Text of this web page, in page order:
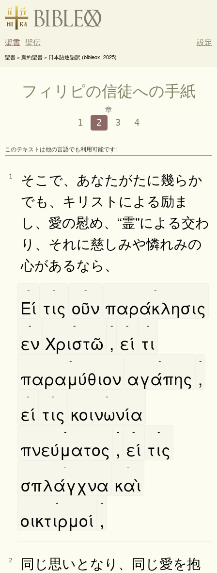
聖書 聖伝 設定
聖書 » 新約聖書 » 日本語逐語訳 (bibleox, 2025)
フィリピの信徒への手紙
章
1 2 3 4
このテキストは他の言語でも利用可能です:
1
そこで、あなたがたに幾らか
でも、キリストによる励ま
し、愛の慰め、“霊”による交わ
り、それに慈しみや憐れみの
心があるなら、
Εί
-
τις
-
οῦν
-
παράκλησις
-
εν
-
Χριστῶ
-
,
-
εί
-
τι
-
παραμύθιον
-
αγάπης
-
,
-
εί
-
τις
-
κοινωνία
-
πνεύματος
-
,
-
εί
-
τις
-
σπλάγχνα
-
καὶ
-
οικτιρμοί
-
,
-
2
同じ思いとなり、同じ愛を抱